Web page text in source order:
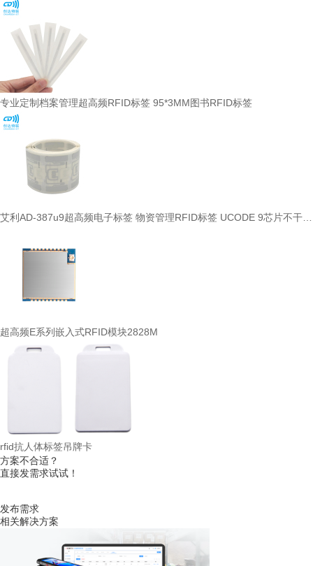
专业定制档案管理超高频RFID标签 95*3MM图书RFID标签
超高频E系列嵌入式RFID模块2828M
rfid抗人体标签吊牌卡
方案不合适？
直接发需求试试！
发布需求
相关解决方案